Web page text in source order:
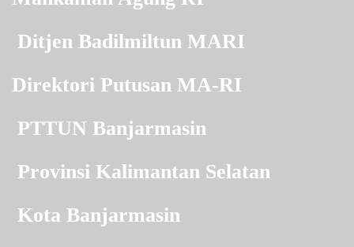
Ditjen Badilmiltun MARI
Direktori Putusan MA-RI
PTTUN Banjarmasin
Provinsi Kalimantan Selatan
Kota Banjarmasin